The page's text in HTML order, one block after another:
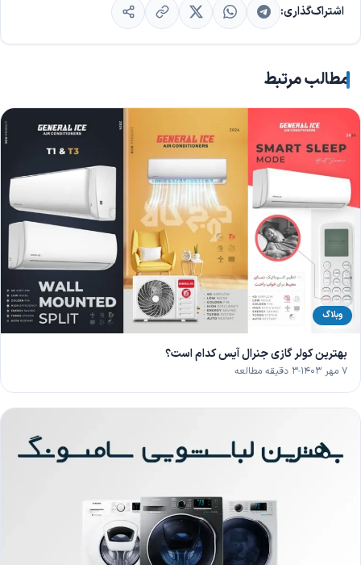
اشتراک‌گذاری:
مطالب مرتبط
وبلاگ
بهترین کولر گازی جنرال آیس کدام است؟
۷ مهر ۱۴۰۳ ۳ دقیقه مطالعه